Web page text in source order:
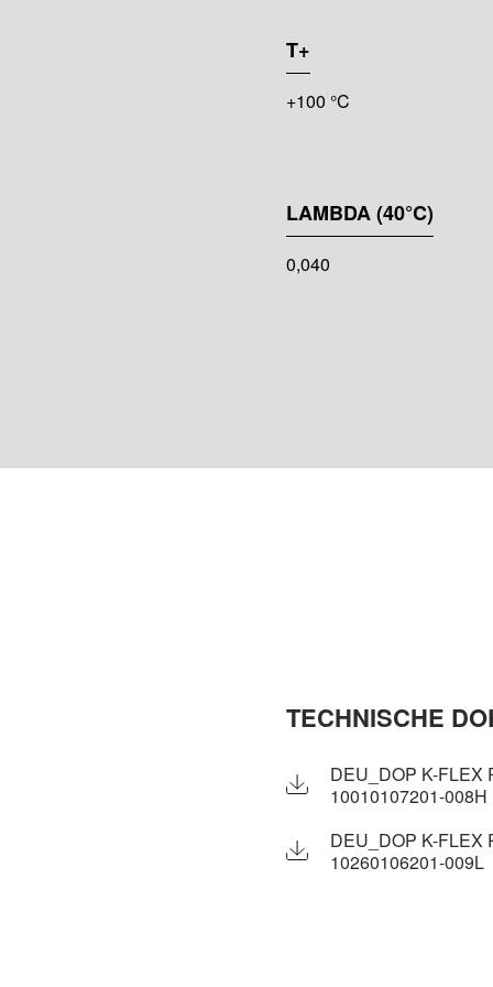
T+
+100 °C
LAMBDA (40°C)
0,040
TECHNISCHE
DEU_DOP K-FLEX
10010107201-008H
DEU_DOP K-FLEX
10260106201-009L